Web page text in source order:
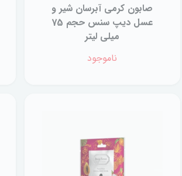
صابون کرمی آبرسان شیر و
عسل دیپ سنس حجم 75
میلی لیتر
ناموجود